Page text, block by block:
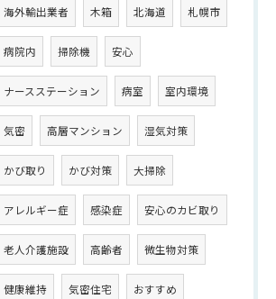
海外輸出業者 木箱 北海道 札幌市
病院内 掃除機 安心
ナースステーション 病室 室内環境
気密 高層マンション 湿気対策
かび取り かび対策 大掃除
アレルギー症 感染症 安心のカビ取り
老人介護施設 高齢者 微生物対策
健康維持 気密住宅 おすすめ